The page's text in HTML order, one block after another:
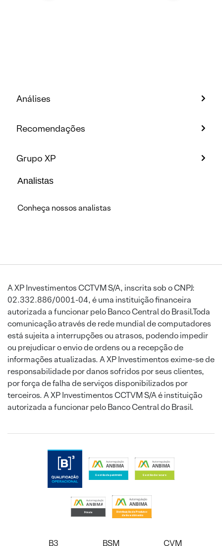
Análises
Recomendações
Grupo XP
Analistas
Conheça nossos analistas
A XP Investimentos CCTVM S/A, inscrita sob o CNPJ:
02.332.886/0001-04, é uma instituição financeira
autorizada a funcionar pelo Banco Central do Brasil.Toda
comunicação através de rede mundial de computadores
está sujeita a interrupções ou atrasos, podendo impedir
ou prejudicar o envio de ordens ou a recepção de
informações atualizadas. A XP Investimentos exime-se de
responsabilidade por danos sofridos por seus clientes,
por força de falha de serviços disponibilizados por
terceiros. A XP Investimentos CCTVM S/A é instituição
autorizada a funcionar pelo Banco Central do Brasil.
B3 BSM CVM